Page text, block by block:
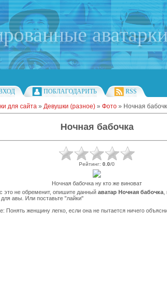
ПОБЛАГОДАРИТЬ RSS
для сайта » Девушки (разное) » Фото » Ночная
Ночная бабочка
Рейтинг: 0.0/0
Ночная бабочка ну кто же виноват
это не обременит, опишите данный аватар Ночная бабочка
авы. Или поставьте "лайки"
Понять женщину легко, если она не пытается ничего